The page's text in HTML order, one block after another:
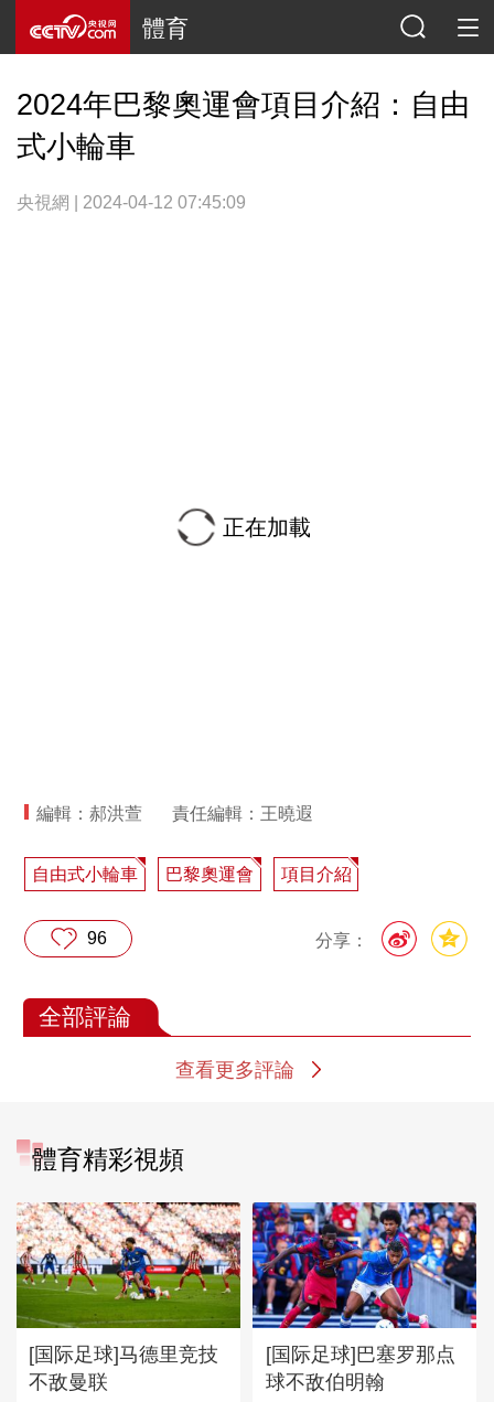
體育
2024年巴黎奧運會項目介紹：自由
式小輪車
央視網 | 2024-04-12 07:45:09
正在加載
編輯：郝洪萱 責任編輯：王曉遐
自由式小輪車 巴黎奧運會 項目介紹
分享：
96
全部評論
查看更多評論
體育精彩視頻
[国际足球]马德里竞技
不敌曼联
[国际足球]巴塞罗那点
球不敌伯明翰